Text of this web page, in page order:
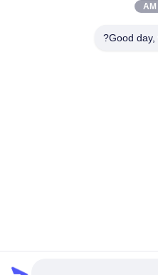
Good day,